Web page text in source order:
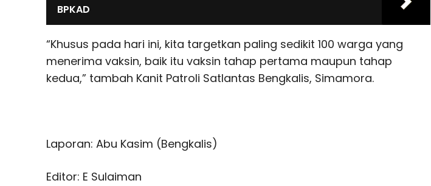
BPKAD
“Khusus pada hari ini, kita targetkan paling sedikit 100 warga yang
menerima vaksin, baik itu vaksin tahap pertama maupun tahap
kedua,” tambah Kanit Patroli Satlantas Bengkalis, Simamora.
Laporan: Abu Kasim (Bengkalis)
Editor: E Sulaiman